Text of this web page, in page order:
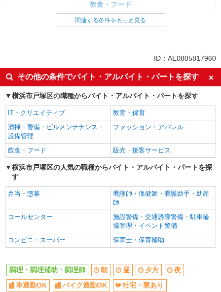
飲食・フード
調理・調理補助・調理師
未経験歓迎
ミドル（40代～）活躍中
ボーナス・賞与あり
交通費支給
社会保険あり
まかない・食事補助
産休・育休取得実績あり
社員登用あり
関連する条件をもっと見る
ID：AE0805817960
その他の条件でバイト・アルバイト・パートを探す
横浜市戸塚区の職種からバイト・アルバイト・パートを探す
IT・クリエイティブ
教育・保育
清掃・警備・ビルメンテナンス・
設備管理
ファッション・アパレル
飲食・フード 販売・接客サービス
横浜市戸塚区の人気の職種からバイト・アルバイト・パートを探
す
弁当・惣菜
看護師・保健師・看護助手・助産
師
コールセンター
施設警備・交通誘導警備・駐車輪
場管理・イベント警備
コンビニ・スーパー
保育士・保育補助
調理・調理補助・調理師 朝 昼 夕方
夜
車通勤OK
バイク通勤OK
社宅・寮あり